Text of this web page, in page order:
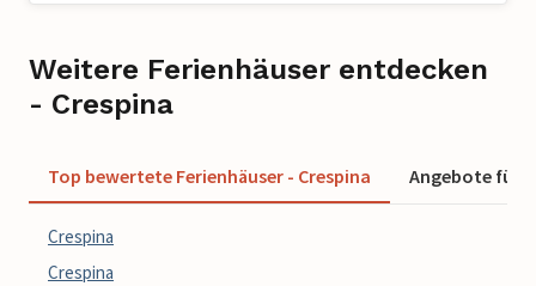
Weitere Ferienhäuser entdecken
- Crespina
Top bewertete Ferienhäuser - Crespina Angebote für
Crespina
Crespina